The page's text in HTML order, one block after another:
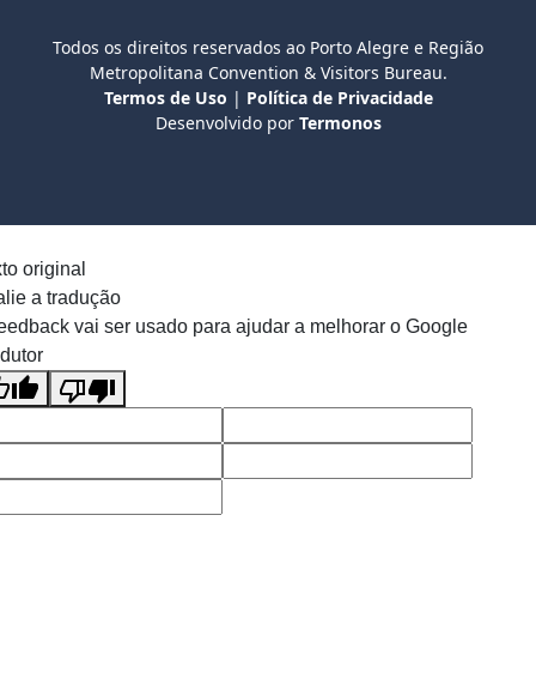
Todos os direitos reservados ao Porto Alegre e Região
Metropolitana Convention & Visitors Bureau.
Termos de Uso | Política de Privacidade
Desenvolvido por Termonos
original
a tradução
vai ser usado para ajudar a melhorar o Google